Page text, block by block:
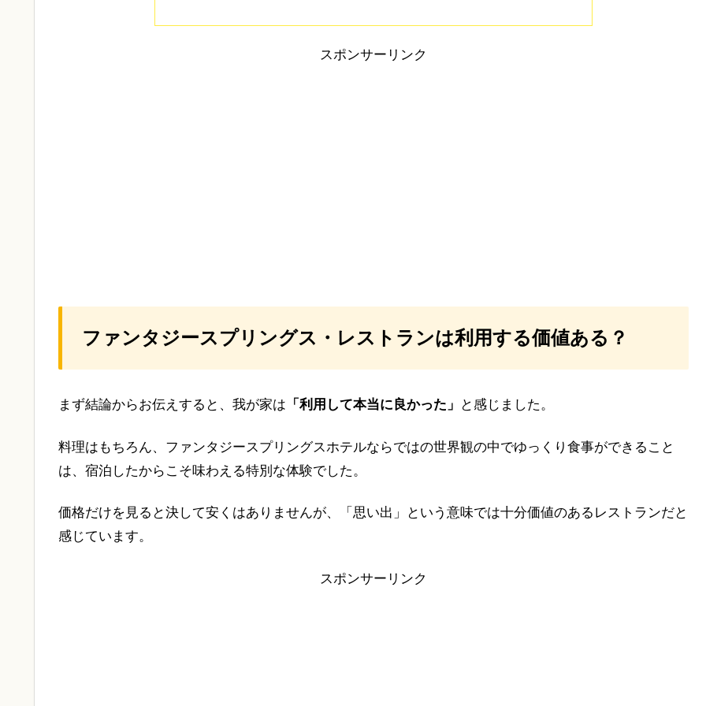
スポンサーリンク
ファンタジースプリングス・レストランは利用する価値ある？
まず結論からお伝えすると、我が家は 「利用して本当に良かった」 と感じました。
料理はもちろん、ファンタジースプリングスホテルならではの世界観の中でゆっくり食事ができること
は、宿泊したからこそ味わえる特別な体験でした。
価格だけを見ると決して安くはありませんが、「思い出」という意味では十分価値のあるレストランだと
感じています。
スポンサーリンク